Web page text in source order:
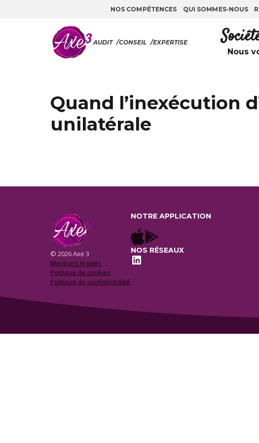
NOS COMPÉTENCES QUI SOMMES-NOUS
AUDIT /CONSEIL /EXPERTISE
Nous
Quand l’inexécution
unilatérale
© 2026 Axe 3
Mentions legales
Politique de cookies
Politique de confidentialité
NOTRE APPLICATION
NOS RÉSEAUX
LinkedIn